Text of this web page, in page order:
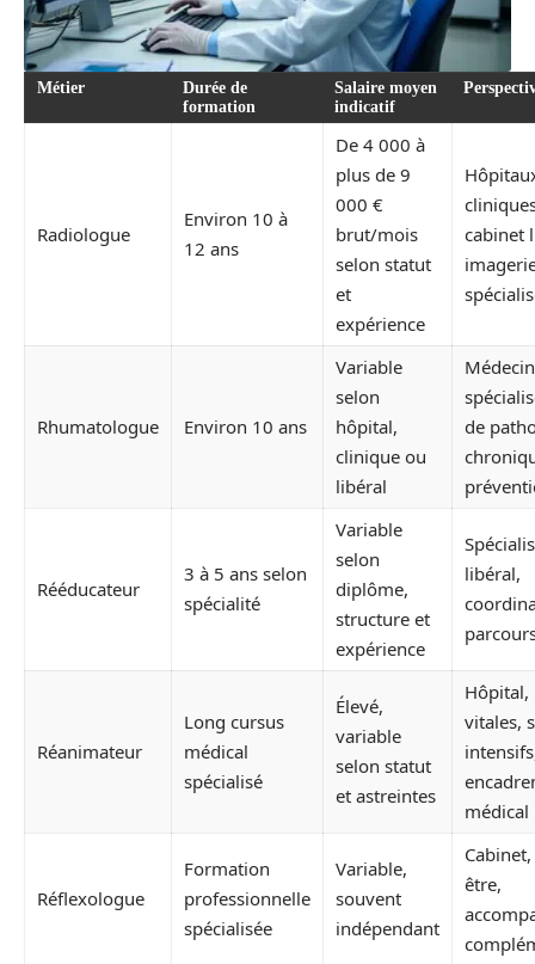
Métier
Durée de
formation
Salaire moyen
indicatif
Radiologue
Environ 10 à
12 ans
De 4 000 à
plus de 9
000 €
brut/mois
selon statut
et
expérience
cabinet
Rhumatologue Environ 10 ans
Variable
selon
hôpital,
clinique ou
libéral
de
Rééducateur
3 à 5 ans selon
spécialité
Variable
selon
diplôme,
structure et
expérience
libéral,
Réanimateur
Long cursus
médical
spécialisé
Élevé,
variable
selon statut
et astreintes
Hôpital,
vitales,
médical
Réflexologue
Formation
professionnelle
spécialisée
Variable,
souvent
indépendant
être,